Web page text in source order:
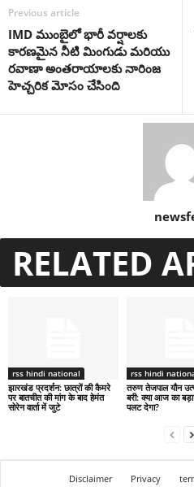
Previous article
IMD ముంబైలో భారీ వర్షాలకు
కారణమైన నీటి మింగుడు మరియు
రవాణా అంతరాయాలకు నారింజ
హెచ్చరిక మోసం చేసింది
RELATED
rss hindi national
झारखंड प्रदर्शन: छात्रों की कैमरे
पर बातचीत की मांग के बाद हेमंत
सोरेन वार्ता में जुटे
rss hindi
तरुण तेजपाल यौन
बरी: क्या आज का
पलट देगा?
Disclaimer Privacy